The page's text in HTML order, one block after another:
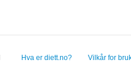
Hva er diett.no? Vilkår for